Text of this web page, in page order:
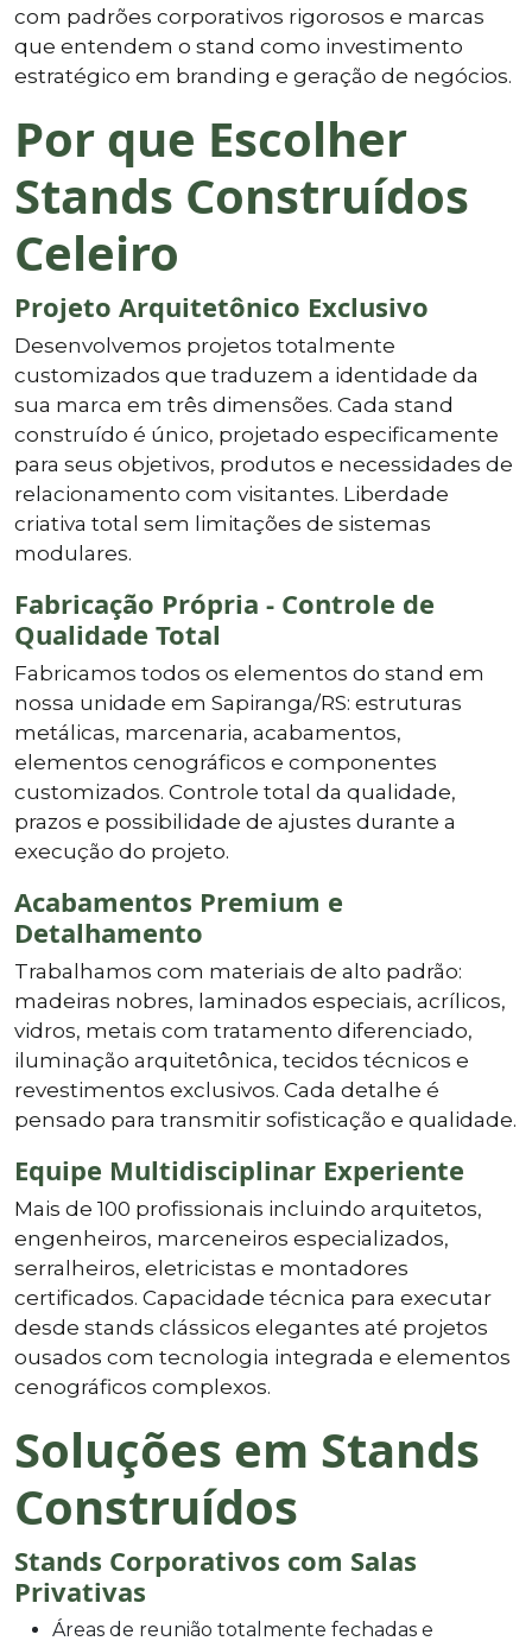
com padrões corporativos rigorosos e marcas
que entendem o stand como investimento
estratégico em branding e geração de negócios.
Por que Escolher
Stands Construídos
Celeiro
Projeto Arquitetônico Exclusivo
Desenvolvemos projetos totalmente
customizados que traduzem a identidade da
sua marca em três dimensões. Cada stand
construído é único, projetado especificamente
para seus objetivos, produtos e necessidades de
relacionamento com visitantes. Liberdade
criativa total sem limitações de sistemas
modulares.
Fabricação Própria - Controle de
Qualidade Total
Fabricamos todos os elementos do stand em
nossa unidade em Sapiranga/RS: estruturas
metálicas, marcenaria, acabamentos,
elementos cenográficos e componentes
customizados. Controle total da qualidade,
prazos e possibilidade de ajustes durante a
execução do projeto.
Acabamentos Premium e
Detalhamento
Trabalhamos com materiais de alto padrão:
madeiras nobres, laminados especiais, acrílicos,
vidros, metais com tratamento diferenciado,
iluminação arquitetônica, tecidos técnicos e
revestimentos exclusivos. Cada detalhe é
pensado para transmitir sofisticação e qualidade.
Equipe Multidisciplinar Experiente
Mais de 100 profissionais incluindo arquitetos,
engenheiros, marceneiros especializados,
serralheiros, eletricistas e montadores
certificados. Capacidade técnica para executar
desde stands clássicos elegantes até projetos
ousados com tecnologia integrada e elementos
cenográficos complexos.
Soluções em Stands
Construídos
Stands Corporativos com Salas
Privativas
Áreas de reunião totalmente fechadas e